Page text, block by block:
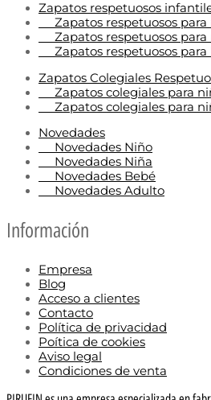
Zapatos respetuosos
Zapatos respetuosos para
Zapatos respetuosos para
Zapatos respetuosos para
Zapatos Colegiales
Zapatos colegiales para
Zapatos colegiales para
Novedades
Novedades Niño
Novedades Niña
Novedades Bebé
Novedades Adulto
Información
Empresa
Blog
Acceso a clientes
Contacto
Política de privacidad
Poítica de cookies
Aviso legal
Condiciones de venta